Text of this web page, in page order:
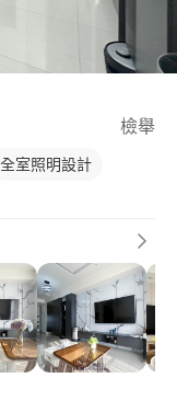
檢舉
全室照明設計